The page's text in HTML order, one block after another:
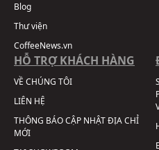
Blog
Thư viện
CoffeeNews.vn
HỖ TRỢ KHÁCH HÀNG
VỀ CHÚNG TÔI
LIÊN HỆ
THÔNG BÁO CẬP NHẬT ĐỊA CHỈ
MỚI